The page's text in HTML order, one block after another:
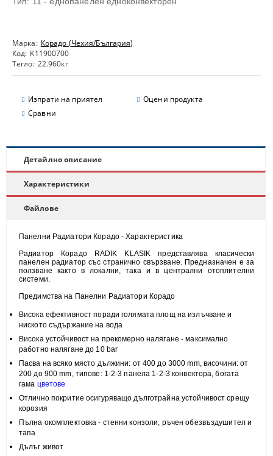
Марка: Корадо (Чехия/България)
Код: K11900700
Тегло: 22.960кг
Изпрати на приятел
Оцени продукта
Сравни
Детайлно описание
Характеристики
Файлове
Панелни Радиатори Корадо - Характеристика
Радиатор Корадо RADIK KLASIK представлява класически
панелен радиатор със странично свързване. Предназначен е за
ползване както в локални, така и в централни отоплителни
системи.
Предимства на Панелни Радиатори Корадо
Висока ефективност поради голямата площ на излъчване и
ниското съдържание на вода
Висока устойчивост на прекомерно налягане - максимално
работно налягане до 10 bar
Пасва на всяко място дължини: от 400 до 3000 mm, височини:от
200 до 900 mm, типове:1-2-3 панела 1-2-3 конвектора, богата
гама цветове
Отлично покритие осигуряващо дълготрайна устойчивост срещу
корозия
Пълна окомплектовка - стенни конзоли, ръчен обезвъздушител и
тапа
Дълъг живот